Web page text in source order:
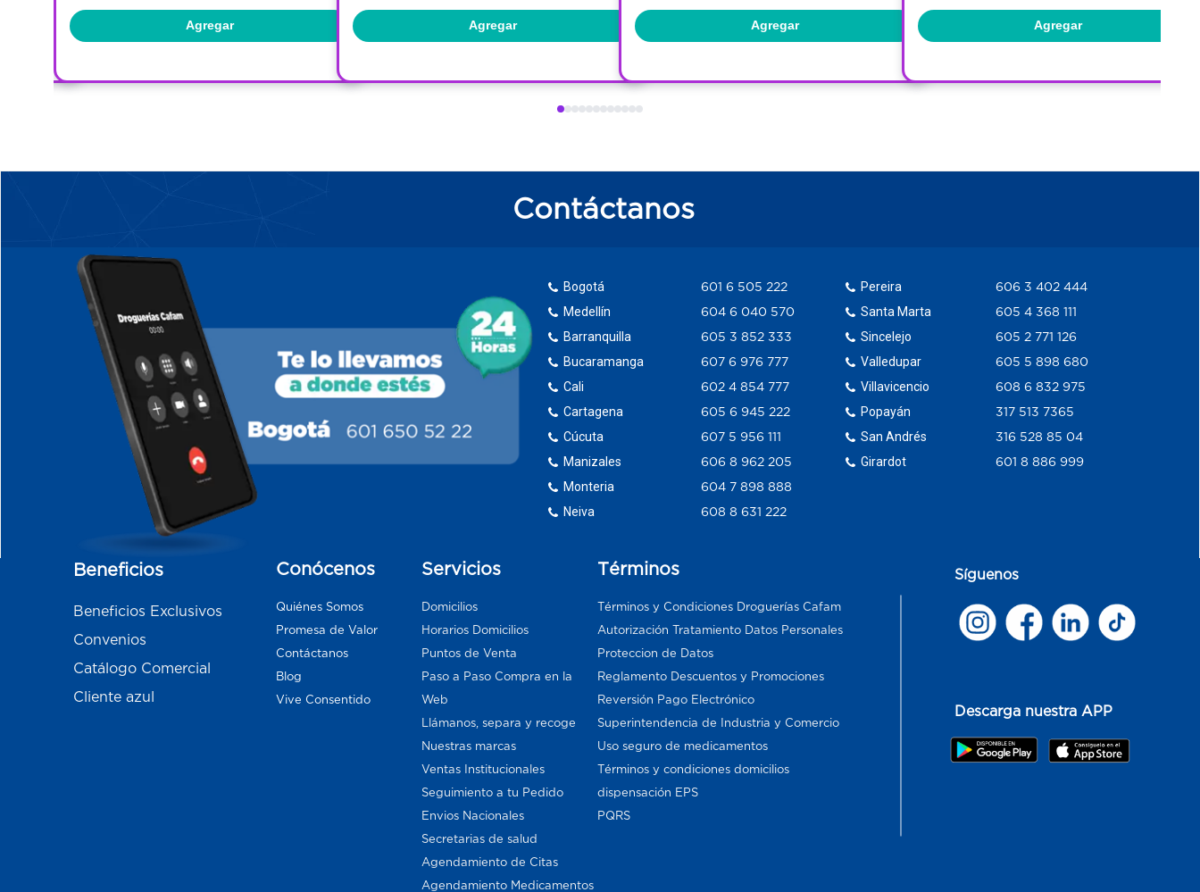
Agregar Agregar Agregar Agregar
Contáctanos
Bogotá
Medellín
Barranquilla
Bucaramanga
Cali
Cartagena
Cúcuta
Manizales
Monteria
Neiva
601 6 505 222
604 6 040 570
605 3 852 333
607 6 976 777
602 4 854 777
605 6 945 222
607 5 956 111
606 8 962 205
604 7 898 888
608 8 631 222
Pereira
Santa Marta
Sincelejo
Valledupar
Villavicencio
Popayán
San Andrés
Girardot
606 3 402 444
605 4 368 111
605 2 771 126
605 5 898 680
608 6 832 975
317 513 7365
316 528 85 04
601 8 886 999
Beneficios
Beneficios Exclusivos
Convenios
Catálogo Comercial
Cliente azul
Conócenos
Quiénes Somos
Promesa de Valor
Contáctanos
Blog
Vive Consentido
Servicios
Domicilios
Horarios Domicilios
Puntos de Venta
Paso a Paso Compra en la
Web
Llámanos, separa y recoge
Nuestras marcas
Ventas Institucionales
Seguimiento a tu Pedido
Envios Nacionales
Secretarias de salud
Agendamiento de Citas
Agendamiento Medicamentos
Términos
Términos y Condiciones Droguerías Cafam
Autorización Tratamiento Datos Personales
Proteccion de Datos
Reglamento Descuentos y Promociones
Reversión Pago Electrónico
Superintendencia de Industria y Comercio
Uso seguro de medicamentos
Términos y condiciones domicilios
dispensación EPS
PQRS
Síguenos
Descarga nuestra APP